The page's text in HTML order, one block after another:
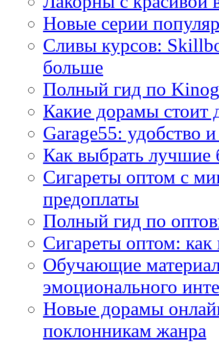
Новые серии
Сливы курсов:
больше
Полный гид по
Какие дорамы стоит
Garage55: удобство
Как выбрать
Сигареты оптом с
предоплаты
Полный гид по
Сигареты оптом:
Обучающие
эмоционального
Новые дорамы
поклонникам жанра